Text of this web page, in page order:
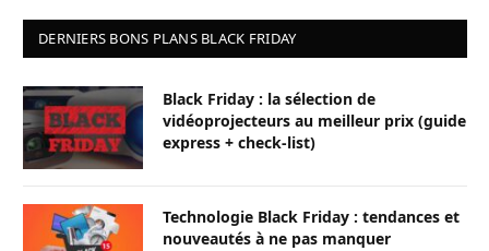
DERNIERS BONS PLANS BLACK FRIDAY
Black Friday : la sélection de
vidéoprojecteurs au meilleur prix (guide
express + check-list)
Technologie Black Friday : tendances et
nouveautés à ne pas manquer